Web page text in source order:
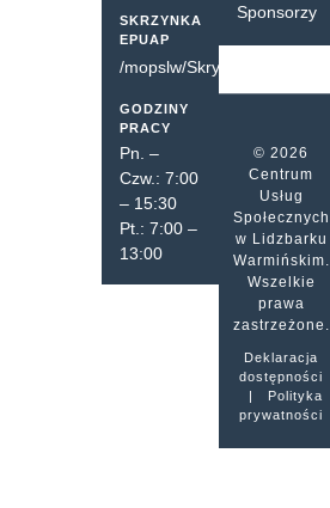
SKRZYNKA
EPUAP
/mopslw/SkrytkaESP
GODZINY
PRACY
Pn. –
Czw.: 7:00
– 15:30
Pt.: 7:00 –
13:00
Sponsorzy
© 2026
Centrum
Usług
Społecznych
w Lidzbarku
Warmińskim.
Wszelkie
prawa
zastrzeżone.
Deklaracja
dostępności
|
Polityka
prywatności